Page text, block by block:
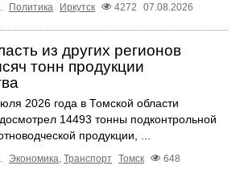
. Политика Иркутск 4272 07.08.2026
из других регионов
тонн продукции
2026 года в Томской области
14493 тонны подконтрольной
продукции, ...
. Экономика, Транспорт Томск
648